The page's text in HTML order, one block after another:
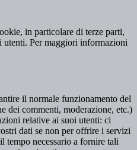
in particolare di terze parti,
Per maggiori informazioni
il normale funzionamento del
dei commenti, moderazione, etc.)
relative ai suoi utenti: ci
dati se non per offrire i servizi
tempo necessario a fornire tali